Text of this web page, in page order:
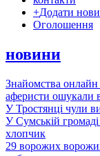
+Додати
Оголошення
новини
Знайомства онлайн
аферисти ошукали
У Тростянці чули
У Сумській
хлопчик
29 ворожих